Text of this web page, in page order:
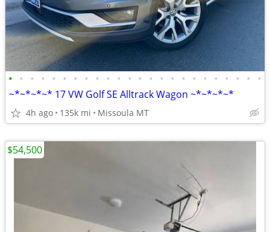
• • • • • • • • • • • • • • • • • • • • • • • •
~*~*~*~* 17 VW Golf SE Alltrack Wagon ~*~*~*~*
4h ago 135k mi Missoula MT
$54,500